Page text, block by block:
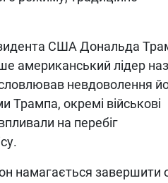
США Дональда
американський лідер
невдоволення
Трампа, окремі військові
на перебіг
намагається завершити